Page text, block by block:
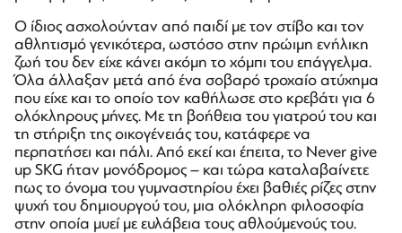
Ο ίδιος ασχολούνταν από παιδί με τον στίβο και τον
αθλητισμό γενικότερα, ωστόσο στην πρώιμη ενήλικη
ζωή του δεν είχε κάνει ακόμη το χόμπι του επάγγελμα.
Όλα άλλαξαν μετά από ένα σοβαρό τροχαίο ατύχημα
που είχε και το οποίο τον καθήλωσε στο κρεβάτι για 6
ολόκληρους μήνες. Με τη βοήθεια του γιατρού του και
τη στήριξη της οικογένειάς του, κατάφερε να
περπατήσει και πάλι. Από εκεί και έπειτα, το Never give
up SKG ήταν μονόδρομος – και τώρα καταλαβαίνετε
πως το όνομα του γυμναστηρίου έχει βαθιές ρίζες στην
ψυχή του δημιουργού του, μια ολόκληρη φιλοσοφία
στην οποία μυεί με ευλάβεια τους αθλούμενούς του.